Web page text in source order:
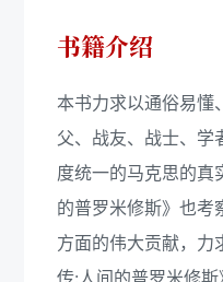
书籍介绍
本书力求以通俗易懂
父、战友、战士、学
度统一的马克思的
的普罗米修斯》也考
方面的伟大贡献，力
传:人间的普罗米修